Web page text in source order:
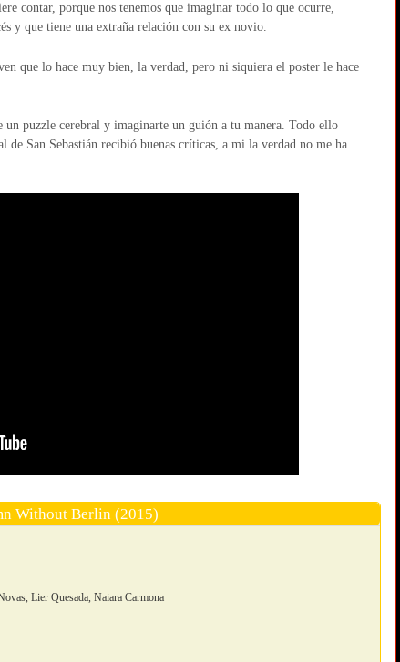
contar, porque nos tenemos que imaginar todo lo que ocurre,
y que tiene una extraña relación con su ex novio.
que lo hace muy bien, la verdad, pero ni siquiera el poster le hace
un puzzle cerebral y imaginarte un guión a tu manera. Todo ello
de San Sebastián recibió buenas críticas, a mi la verdad no me ha
Without Berlin (2015)
Lier Quesada, Naiara Carmona